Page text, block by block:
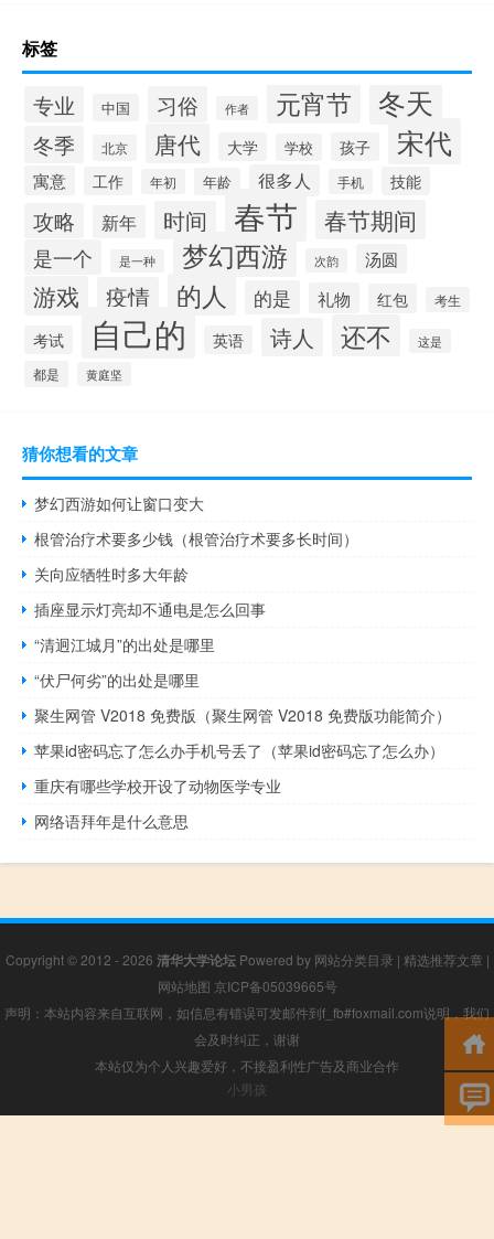
标签
专业 中国 习俗 作者 元宵节 冬天
冬季 北京 唐代 大学 学校 孩子 宋代
寓意 工作 年初 年龄 很多人 手机 技能
攻略 新年 时间 春节 春节期间
是一个 是一种 梦幻西游 次韵 汤圆
游戏 疫情 的人 的是 礼物 红包 考生
考试 自己的 英语 诗人 还不 这是
都是 黄庭坚
猜你想看的文章
梦幻西游如何让窗口变大
根管治疗术要多少钱（根管治疗术要多长时间）
关向应牺牲时多大年龄
插座显示灯亮却不通电是怎么回事
“清迥江城月”的出处是哪里
“伏尸何劣”的出处是哪里
聚生网管 V2018 免费版（聚生网管 V2018 免费版功能简介）
苹果id密码忘了怎么办手机号丢了（苹果id密码忘了怎么办）
重庆有哪些学校开设了动物医学专业
网络语拜年是什么意思
Copyright © 2012 - 2026 清华大学论坛Powered by 网站分类目录 | 精选推荐文章 |
网站地图 京ICP备05039665号
声明：本站内容来自互联网，如信息有错误可发邮件到f_fb#foxmail.com说明，我们
会及时纠正，谢谢
本站仅为个人兴趣爱好，不接盈利性广告及商业合作
小男孩